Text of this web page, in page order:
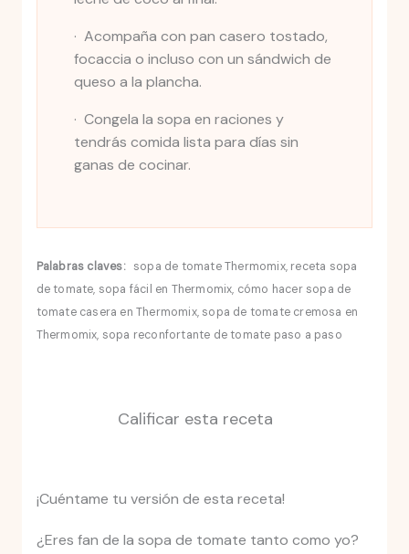
· Acompaña con pan casero tostado,
focaccia o incluso con un sándwich de
queso a la plancha.
· Congela la sopa en raciones y
tendrás comida lista para días sin
ganas de cocinar.
Palabras claves: sopa de tomate Thermomix, receta sopa
de tomate, sopa fácil en Thermomix, cómo hacer sopa de
tomate casera en Thermomix, sopa de tomate cremosa en
Thermomix, sopa reconfortante de tomate paso a paso
Calificar esta receta
¡Cuéntame tu versión de esta receta!
¿Eres fan de la sopa de tomate tanto como yo?